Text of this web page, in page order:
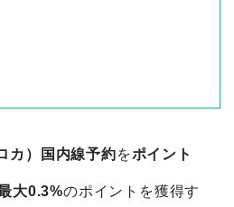
カ）国内線予約をポイント
大0.3%のポイントを獲得す